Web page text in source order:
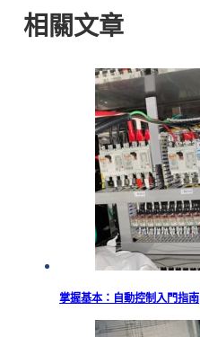
相關文章
掌握基本：自動控制入門指南